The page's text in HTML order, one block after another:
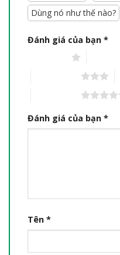
Dùng nó như thế nào?
Đánh giá của bạn *
Đánh giá của bạn *
Tên *